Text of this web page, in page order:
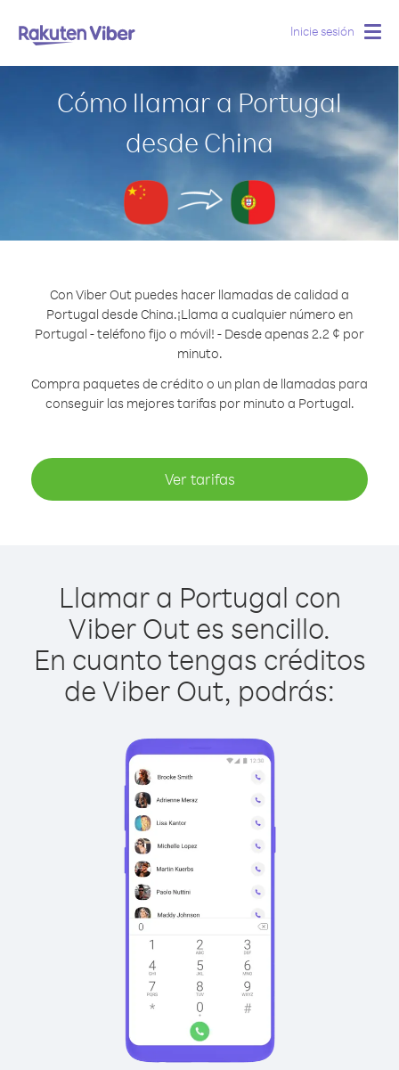
Inicie sesión
Cómo llamar a Portugal
desde China
Con Viber Out puedes hacer llamadas de calidad a
Portugal desde China.¡Llama a cualquier número en
Portugal - teléfono fijo o móvil! - Desde apenas 2.2 ¢ por
minuto.
Compra paquetes de crédito o un plan de llamadas para
conseguir las mejores tarifas por minuto a Portugal.
Ver tarifas
Llamar a Portugal con
Viber Out es sencillo.
En cuanto tengas créditos
de Viber Out, podrás: